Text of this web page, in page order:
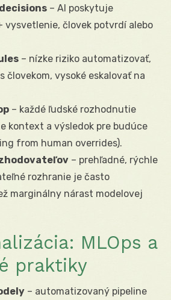
– AI poskytuje
vysvetlenie, človek potvrdí alebo
– nízke riziko automatizovať,
človekom, vysoké eskalovať na
– každé ľudské rozhodnutie
kontext a výsledok pre budúce
from human overrides).
– prehľadné, rýchle
rozhranie je často
marginálny nárast modelovej
MLOps a
praktiky
– automatizovaný pipeline